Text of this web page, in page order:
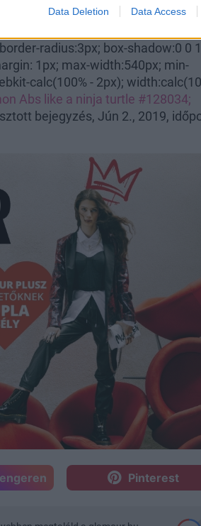
Data Deletion Data Access
p/ByM-gtSn3lC/" data-instgrm-
radius:3px; box-shadow:0 0
1px; max-width:540px; min-
calc(100% - 2px);
Abs like a ninja turtle #128034;
bejegyzés, Jún 2., 2019,
Pinterest